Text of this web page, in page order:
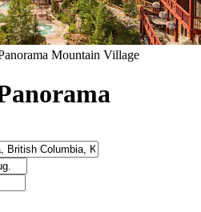
Mountain Village